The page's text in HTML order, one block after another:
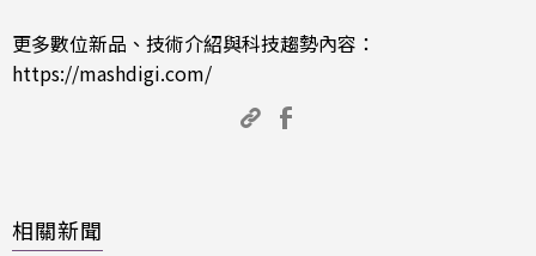
更多數位新品、技術介紹與科技趨勢內容：
https://mashdigi.com/
相關新聞